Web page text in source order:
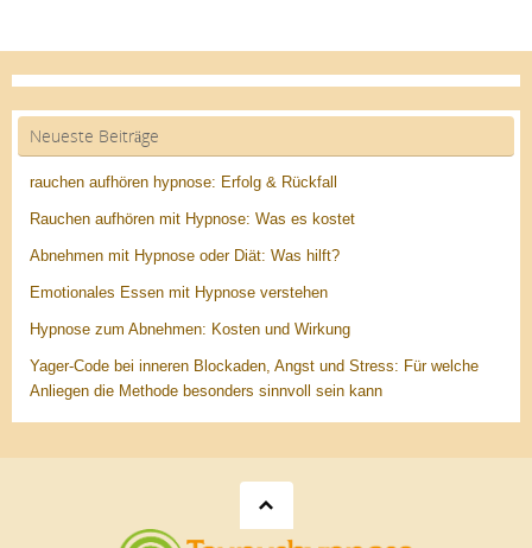
Neueste Beiträge
rauchen aufhören hypnose: Erfolg & Rückfall
Rauchen aufhören mit Hypnose: Was es kostet
Abnehmen mit Hypnose oder Diät: Was hilft?
Emotionales Essen mit Hypnose verstehen
Hypnose zum Abnehmen: Kosten und Wirkung
Yager-Code bei inneren Blockaden, Angst und Stress: Für welche
Anliegen die Methode besonders sinnvoll sein kann